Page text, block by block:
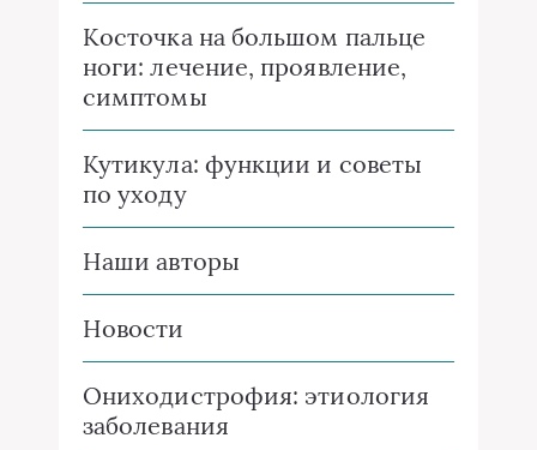
Косточка на большом пальце
ноги: лечение, проявление,
симптомы
Кутикула: функции и советы
по уходу
Наши авторы
Новости
Ониходистрофия: этиология
заболевания